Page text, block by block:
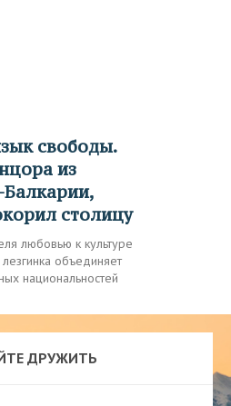
из
столицу
любовью к культуре
объединяет
национальностей
ДРУЖИТЬ